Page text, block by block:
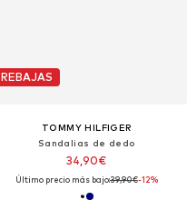
REBAJAS
TOMMY HILFIGER
Sandalias de dedo
34,90€
Último precio más bajo:39,90€-12%